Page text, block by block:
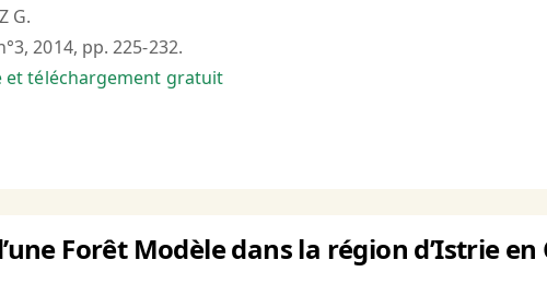
G.
2014, pp. 225-232.
et téléchargement gratuit
Forêt Modèle dans la région d’Istrie